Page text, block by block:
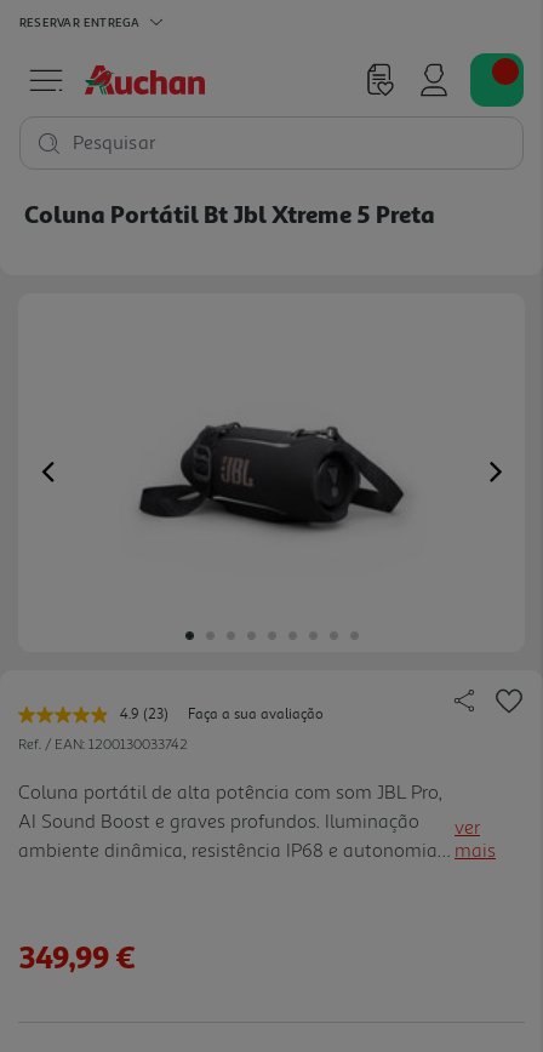
RESERVAR ENTREGA
Pesquisar
Coluna Portátil Bt Jbl Xtreme 5 Preta
Previous
4.9 Leu
23
Link
para
a
mesma
página.
(23)
Faça a sua avaliação
Ref. / EAN: 1200130033742
Coluna portátil de alta potência com som JBL Pro,
AI Sound Boost e graves profundos. Iluminação
ambiente dinâmica, resistência IP68 e autonomia
ver
mais
349,99 €